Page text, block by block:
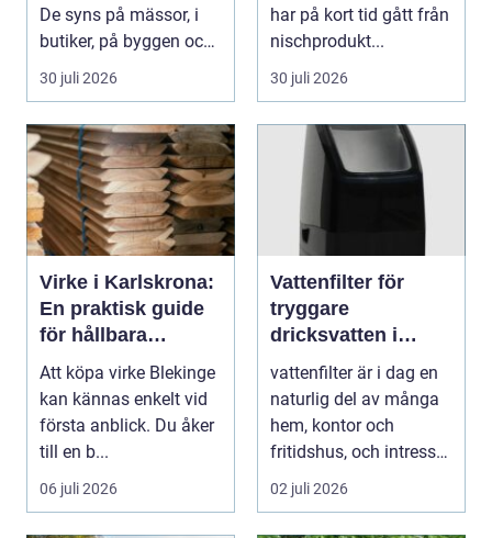
De syns på mässor, i
butiker, på byggen och
längs v...
30 juli 2026
har på kort tid gått från
nischprodukt...
30 juli 2026
Virke i Karlskrona:
En praktisk guide
för hållbara
byggprojekt
Att köpa virke Blekinge
kan kännas enkelt vid
första anblick. Du åker
till en b...
06 juli 2026
Vattenfilter för
tryggare
dricksvatten i
vardagen
vattenfilter är i dag en
naturlig del av många
hem, kontor och
fritidshus, och intresset
ökar för va...
02 juli 2026